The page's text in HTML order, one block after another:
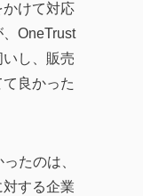
けて対応
OneTrust
し、販売
良かった
たのは、
する企業